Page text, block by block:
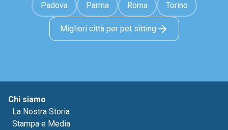
Padova Parma Roma Torino
Migliori città per pet sitting
Chi siamo
La Nostra Storia
Stampa e Media